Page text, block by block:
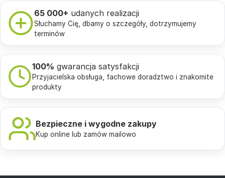
65 000+ udanych realizacji
Słuchamy Cię, dbamy o szczegóły, dotrzymujemy
terminów
100% gwarancja satysfakcji
Przyjacielska obsługa, fachowe doradztwo i znakomite
produkty
Bezpieczne i wygodne zakupy
Kup online lub zamów mailowo